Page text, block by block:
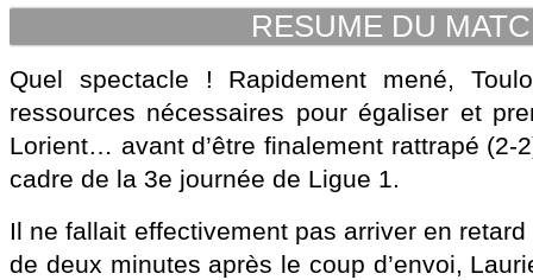
RESUME DU
Quel spectacle ! Rapidement mené,
ressources nécessaires pour égaliser et
Lorient… avant d’être finalement rattrapé (2-
cadre de la 3e journée de Ligue 1.
Il ne fallait effectivement pas arriver en
de deux minutes après le coup d’envoi,